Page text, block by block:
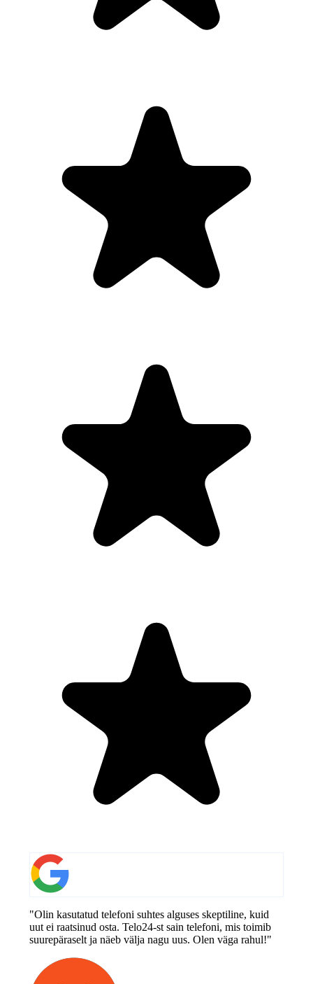
"Olin kasutatud telefoni suhtes alguses skeptiline, kuid
uut ei raatsinud osta. Telo24-st sain telefoni, mis toimib
suurepäraselt ja näeb välja nagu uus. Olen väga rahul!"